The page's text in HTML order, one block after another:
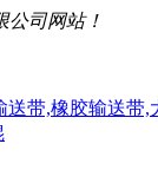
公司网站！